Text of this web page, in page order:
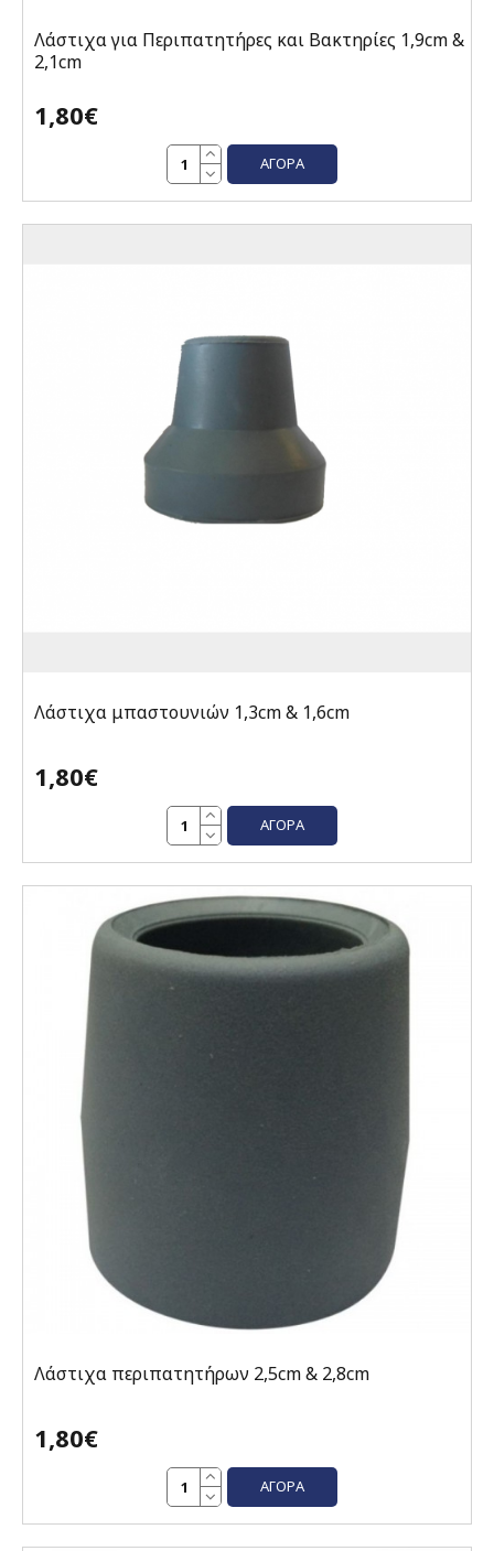
Λάστιχα για Περιπατητήρες και Βακτηρίες 1,9cm &
2,1cm
1,80€
ΑΓΟΡΆ
Λάστιχα μπαστουνιών 1,3cm & 1,6cm
1,80€
ΑΓΟΡΆ
Λάστιχα περιπατητήρων 2,5cm & 2,8cm
1,80€
ΑΓΟΡΆ